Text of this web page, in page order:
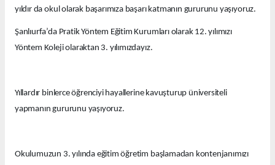
yıldır da okul olarak başarımıza başarı katmanın gururunu yaşıyoruz.
Şanlıurfa’da Pratik Yöntem Eğitim Kurumları olarak 12. yılımızı
Yöntem Koleji olaraktan 3. yılımızdayız.
Yıllardır binlerce öğrenciyi hayallerine kavuşturup üniversiteli
yapmanın gururunu yaşıyoruz.
Okulumuzun 3. yılında eğitim öğretim başlamadan kontenjanımızı